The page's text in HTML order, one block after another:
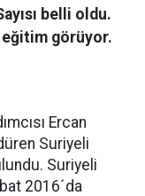
belli oldu.
görüyor.
Ercan
Suriyeli
Suriyeli
2016´da